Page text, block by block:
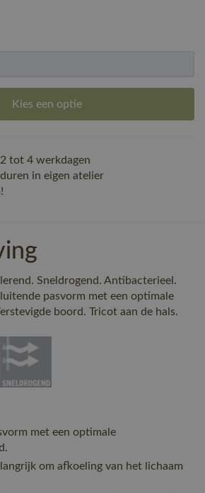
Kies een optie
tot 4 werkdagen
in eigen atelier
Sneldrogend. Antibacterieel.
pasvorm met een optimale
boord. Tricot aan de hals.
met een optimale
om afkoeling van het lichaam